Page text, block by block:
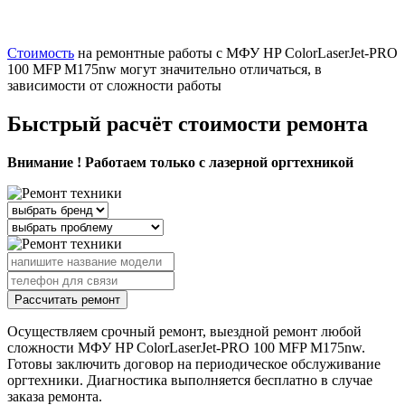
Стоимость на ремонтные работы с МФУ HP ColorLaserJet-PRO
100 MFP M175nw могут значительно отличаться, в
зависимости от сложности работы
Быстрый расчёт стоимости ремонта
Внимание ! Работаем только с лазерной оргтехникой
Рассчитать ремонт
Осуществляем срочный ремонт, выездной ремонт любой
сложности МФУ HP ColorLaserJet-PRO 100 MFP M175nw.
Готовы заключить договор на периодическое обслуживание
оргтехники. Диагностика выполняется бесплатно в случае
заказа ремонта.